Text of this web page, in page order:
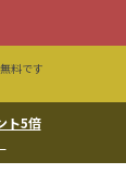
料です
ト5倍